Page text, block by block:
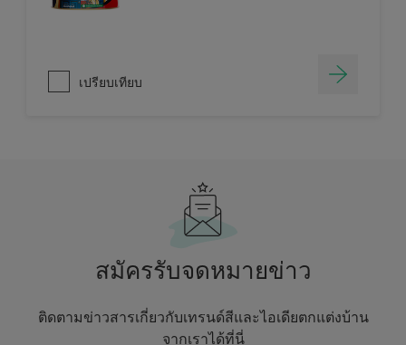
เปรียบเทียบ
สมัครรับจดหมายข่าว
ติดตามข่าวสารเกี่ยวกับเทรนด์สีและไอเดียตกแต่งบ้าน
จากเราได้ที่นี่